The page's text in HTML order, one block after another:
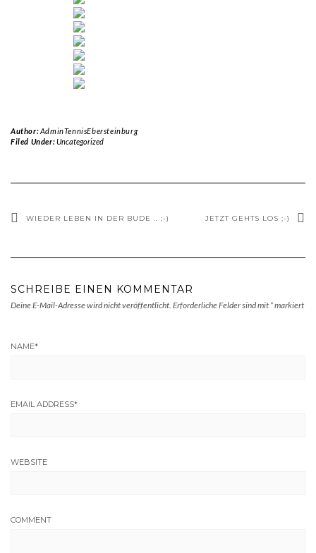
Author:AdminTennisEbersteinburg
Filed Under:Uncategorized
WIEDER LEBEN IN DER BUDE .. ;-) JETZT GEHTS LOS ;-)
SCHREIBE EINEN KOMMENTAR
Deine E-Mail-Adresse wird nicht veröffentlicht. Erforderliche Felder sind mit *markiert
NAME*
EMAIL ADDRESS*
WEBSITE
COMMENT